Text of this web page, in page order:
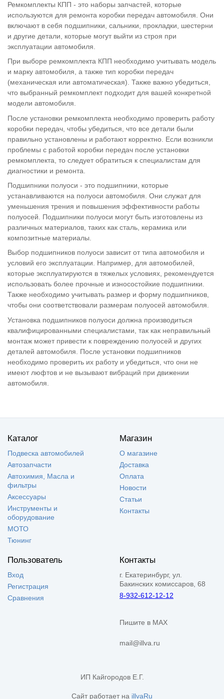
Ремкомплекты КПП - это наборы запчастей, которые
используются для ремонта коробки передач автомобиля. Они
включают в себя подшипники, сальники, прокладки, шестерни
и другие детали, которые могут выйти из строя при
эксплуатации автомобиля.
При выборе ремкомплекта КПП необходимо учитывать модель
и марку автомобиля, а также тип коробки передач
(механическая или автоматическая). Также важно убедиться,
что выбранный ремкомплект подходит для вашей конкретной
модели автомобиля.
После установки ремкомплекта необходимо проверить работу
коробки передач, чтобы убедиться, что все детали были
правильно установлены и работают корректно. Если возникли
проблемы с работой коробки передач после установки
ремкомплекта, то следует обратиться к специалистам для
диагностики и ремонта.
Подшипники полуоси - это подшипники, которые
устанавливаются на полуоси автомобиля. Они служат для
уменьшения трения и повышения эффективности работы
полуосей. Подшипники полуоси могут быть изготовлены из
различных материалов, таких как сталь, керамика или
композитные материалы.
Выбор подшипников полуоси зависит от типа автомобиля и
условий его эксплуатации. Например, для автомобилей,
которые эксплуатируются в тяжелых условиях, рекомендуется
использовать более прочные и износостойкие подшипники.
Также необходимо учитывать размер и форму подшипников,
чтобы они соответствовали размерам полуосей автомобиля.
Установка подшипников полуоси должна производиться
квалифицированными специалистами, так как неправильный
монтаж может привести к повреждению полуосей и других
деталей автомобиля. После установки подшипников
необходимо проверить их работу и убедиться, что они не
имеют люфтов и не вызывают вибраций при движении
автомобиля.
Каталог
Подвеска автомобилей
Автозапчасти
Автохимия, Масла и
фильтры
Аксессуары
Инструменты и
оборудование
МОТО
Тюнинг
Магазин
О магазине
Доставка
Оплата
Новости
Статьи
Контакты
Пользователь
Вход
Регистрация
Сравнения
Контакты
г. Екатеринбург, ул.
Бакинских комиссаров, 68
8-932-612-12-12
Пишите в MAX
mail@illva.ru
ИП Кайгородов Е.Г.
Сайт работает на illvaRu